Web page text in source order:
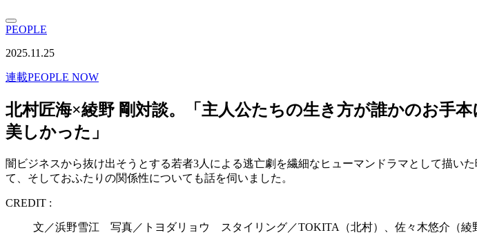
PEOPLE
2025.11.25
連載PEOPLE NOW
北村匠海×綾野 剛対談。「主人公たちの生き方が誰かのお手
美しかった」
闇ビジネスから抜け出そうとする若者3人による逃亡劇を繊細なヒューマンドラマとして描い
て、そしておふたりの関係性についても話を伺いました。
CREDIT :
文／浜野雪江 写真／トヨダリョウ スタイリング／TOKITA（北村）、佐々⽊悠介（